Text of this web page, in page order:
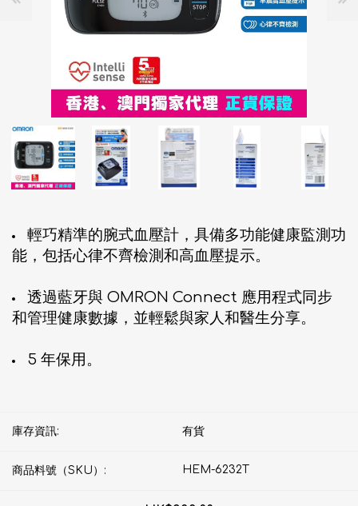
輕巧精準的腕式血壓計，具備多功能健康監測功
能，包括心律不齊檢測和高血壓提示。
透過藍牙與 OMRON Connect 應用程式同步
和管理健康數據，並輕鬆與家人和醫生分享。
5 年保用。
庫存資訊: 有貨
商品料號（SKU）: HEM-6232T